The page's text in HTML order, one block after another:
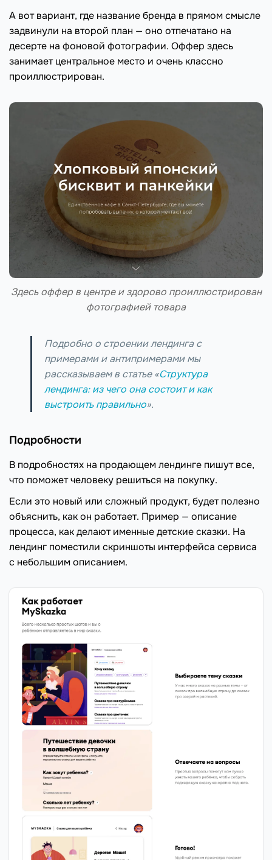
А вот вариант, где название бренда в прямом смысле
задвинули на второй план — оно отпечатано на
десерте на фоновой фотографии. Оффер здесь
занимает центральное место и очень классно
проиллюстрирован.
Здесь оффер в центре и здорово проиллюстрирован
фотографией товара
Подробно о строении лендинга с
примерами и антипримерами мы
рассказываем в статье «Структура
лендинга: из чего она состоит и как
выстроить правильно».
Подробности
В подробностях на продающем лендинге пишут все,
что поможет человеку решиться на покупку.
Если это новый или сложный продукт, будет полезно
объяснить, как он работает. Пример — описание
процесса, как делают именные детские сказки. На
лендинг поместили скриншоты интерфейса сервиса
с небольшим описанием.